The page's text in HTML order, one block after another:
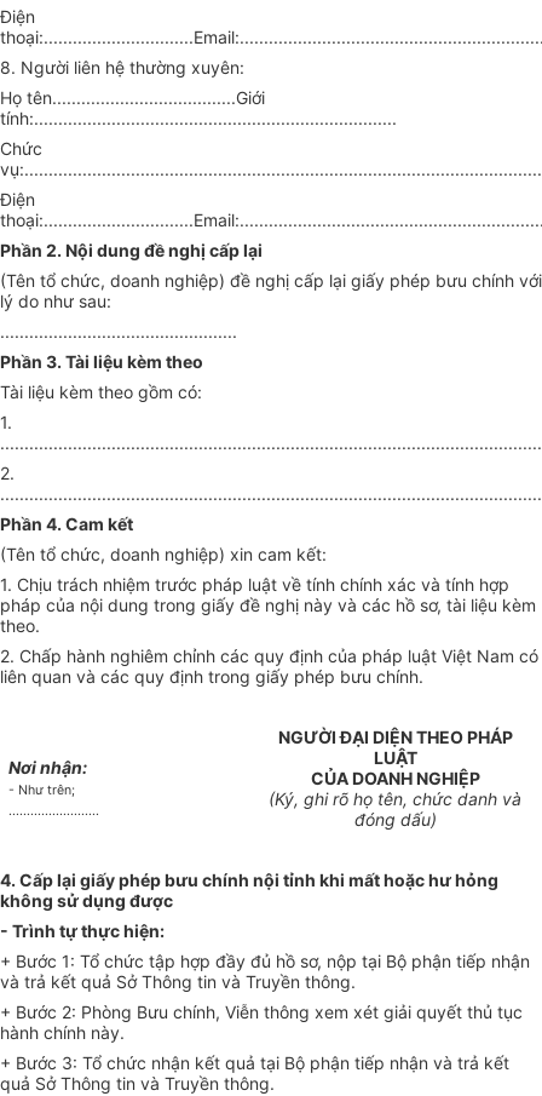
Điện
8. Người liên hệ thường xuyên:
Họ tên......................................Giới
tính:...........................................................................
Chức
Điện
Phần 2. Nội dung đề nghị cấp lại
(Tên tổ chức, doanh nghiệp) đề nghị cấp lại giấy phép bưu chính với
lý do như sau:
.................................................
Phần 3. Tài liệu kèm theo
Tài liệu kèm theo gồm có:
1.
2.
Phần 4. Cam kết
(Tên tổ chức, doanh nghiệp) xin cam kết:
1. Chịu trách nhiệm trước pháp luật về tính chính xác và tính hợp
pháp của nội dung trong giấy đề nghị này và các hồ sơ, tài liệu kèm
theo.
2. Chấp hành nghiêm chỉnh các quy định của pháp luật Việt Nam có
liên quan và các quy định trong giấy phép bưu chính.
Nơi nhận:
- Như trên;
.........................
NGƯỜI ĐẠI DIỆN THEO PHÁP
LUẬT
CỦA DOANH NGHIỆP
(Ký, ghi rõ họ tên, chức danh và
đóng dấu)
4. Cấp lại giấy phép bưu chính nội tỉnh khi mất hoặc hư hỏng
không sử dụng được
- Trình tự thực hiện:
+ Bước 1: Tổ chức tập hợp đầy đủ hồ sơ, nộp tại Bộ phận tiếp nhận
và trả kết quả Sở Thông tin và Truyền thông.
+ Bước 2: Phòng Bưu chính, Viễn thông xem xét giải quyết thủ tục
hành chính này.
+ Bước 3: Tổ chức nhận kết quả tại Bộ phận tiếp nhận và trả kết
quả Sở Thông tin và Truyền thông.